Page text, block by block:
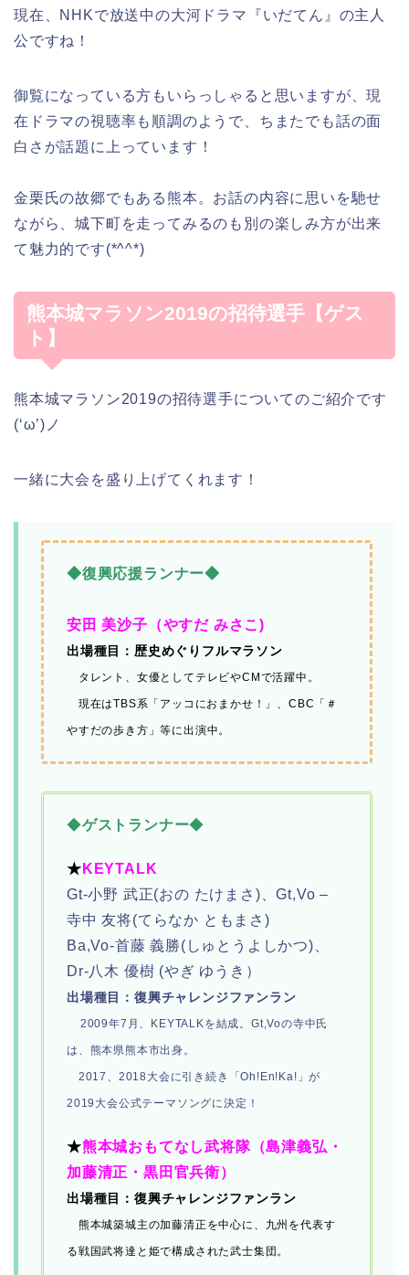
現在、NHKで放送中の大河ドラマ『いだてん』の主人
公ですね！
御覧になっている方もいらっしゃると思いますが、現
在ドラマの視聴率も順調のようで、ちまたでも話の面
白さが話題に上っています！
金栗氏の故郷でもある熊本。お話の内容に思いを馳せ
ながら、城下町を走ってみるのも別の楽しみ方が出来
て魅力的です(*^^*)
熊本城マラソン2019の招待選手【ゲス
ト】
熊本城マラソン2019の招待選手についてのご紹介です
(‘ω’)ノ
一緒に大会を盛り上げてくれます！
◆復興応援ランナー◆
安田 美沙子（やすだ みさこ)
出場種目：歴史めぐりフルマラソン
タレント、女優としてテレビやCMで活躍中。
現在はTBS系「アッコにおまかせ！」、CBC「＃
やすだの歩き方」等に出演中。
◆ゲストランナー◆
★ KEYTALK
Gt-小野 武正(おの たけまさ)、Gt,Vo –
寺中 友将(てらなか ともまさ)
Ba,Vo-首藤 義勝(しゅとうよしかつ)、
Dr-八木 優樹 (やぎ ゆうき）
出場種目：復興チャレンジファンラン
2009年7月、KEYTALKを結成。Gt,Voの寺中氏
は、熊本県熊本市出身。
2017、2018大会に引き続き「Oh!En!Ka!」が
2019大会公式テーマソングに決定！
★熊本城おもてなし武将隊（島津義弘・
加藤清正・黒田官兵衛）
出場種目：復興チャレンジファンラン
熊本城築城主の加藤清正を中心に、九州を代表す
る戦国武将達と姫で構成された武士集団。